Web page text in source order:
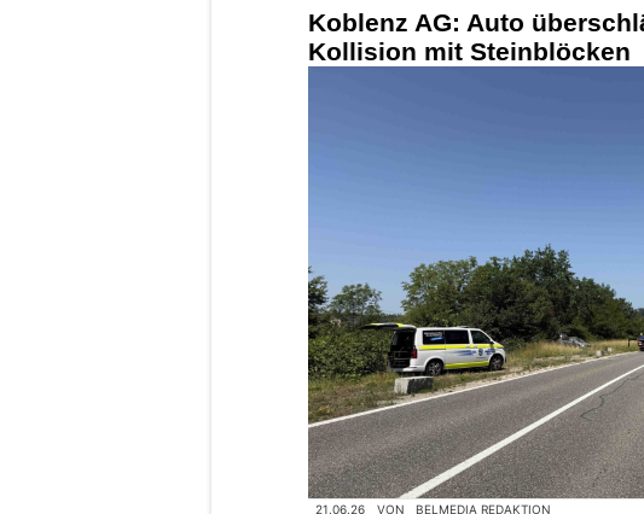
Koblenz AG: Auto
Kollision mit Steinblöcken
21.06.26 VON BELMEDIA REDAKTION